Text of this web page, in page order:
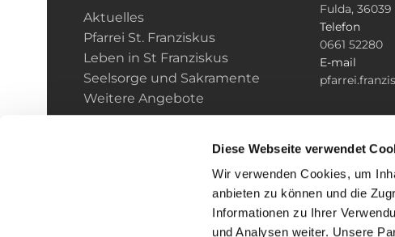
Diese Webseite verwendet
Wir verwenden Cookies, um
anbieten zu können und die
Informationen zu Ihrer
und Analysen weiter. Unsere
Aktuelles
Pfarrei St. Franziskus
Leben in St Franziskus
Seelsorge und Sakramente
Weitere Angebote
Fulda, 36039
Telefon
0661 52280
E-mail